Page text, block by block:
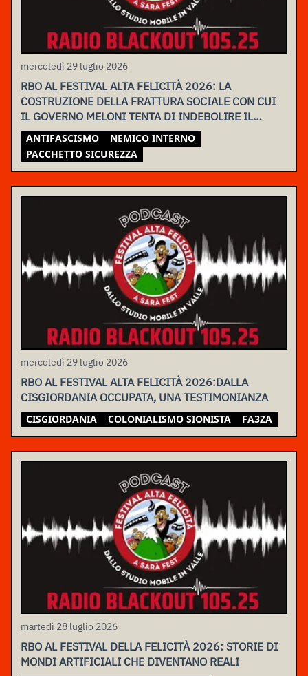
mercoledì 29 luglio 2026
RBO AL FESTIVAL ALTA FELICITÀ 2026: LA
COSTRUZIONE DELLA FRATTURA SOCIALE CON CUI
IL GOVERNO MELONI TENTA DI INDEBOLIRE IL
MOVIMENTO
ANTIFASCISMO
NEMICO INTERNO
PACCHETTO SICUREZZA
mercoledì 29 luglio 2026
RBO AL FESTIVAL ALTA FELICITÀ 2026:DALLA
CISGIORDANIA OCCUPATA, UNA TESTIMONIANZA
CISGIORDANIA COLONIALISMO SIONISTA FA3ZA
martedì 28 luglio 2026
RBO AL FESTIVAL DELLA FELICITÀ 2026: STORIE DI
MONDI ARTIFICIALI CHE DIVENTANO REALI